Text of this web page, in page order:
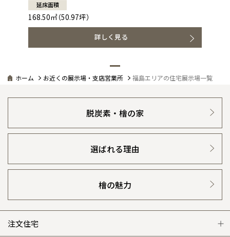
延床面積
168.50㎡（50.97坪）
詳しく見る
ホーム お近くの展示場・支店営業所 福島エリアの住宅展示場一覧
脱炭素・檜の家
選ばれる理由
檜の魅力
注文住宅